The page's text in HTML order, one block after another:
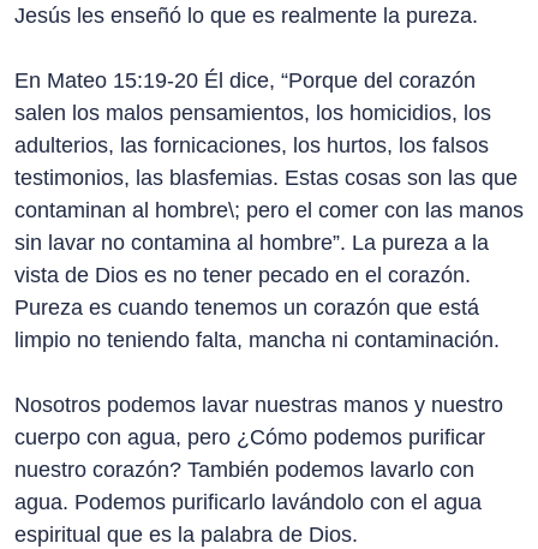
Jesús les enseñó lo que es realmente la pureza.
En Mateo 15:19-20 Él dice, “Porque del corazón
salen los malos pensamientos, los homicidios, los
adulterios, las fornicaciones, los hurtos, los falsos
testimonios, las blasfemias. Estas cosas son las que
contaminan al hombre\; pero el comer con las manos
sin lavar no contamina al hombre”. La pureza a la
vista de Dios es no tener pecado en el corazón.
Pureza es cuando tenemos un corazón que está
limpio no teniendo falta, mancha ni contaminación.
Nosotros podemos lavar nuestras manos y nuestro
cuerpo con agua, pero ¿Cómo podemos purificar
nuestro corazón? También podemos lavarlo con
agua. Podemos purificarlo lavándolo con el agua
espiritual que es la palabra de Dios.